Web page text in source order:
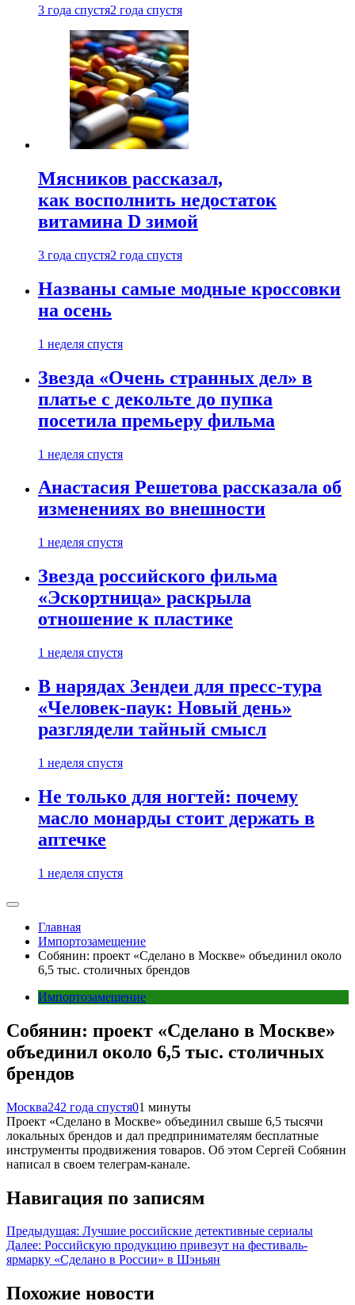
3 года спустя2 года спустя
Мясников рассказал,
как восполнить недостаток
витамина D зимой
3 года спустя2 года спустя
Названы самые модные кроссовки
на осень
1 неделя спустя
Звезда «Очень странных дел» в
платье с декольте до пупка
посетила премьеру фильма
1 неделя спустя
Анастасия Решетова рассказала об
изменениях во внешности
1 неделя спустя
Звезда российского фильма
«Эскортница» раскрыла
отношение к пластике
1 неделя спустя
В нарядах Зендеи для пресс-тура
«Человек-паук: Новый день»
разглядели тайный смысл
1 неделя спустя
Не только для ногтей: почему
масло монарды стоит держать в
аптечке
1 неделя спустя
Главная
Импортозамещение
Собянин: проект «Сделано в Москве» объединил около
6,5 тыс. столичных брендов
Импортозамещение
Собянин: проект «Сделано в Москве»
объединил около 6,5 тыс. столичных
брендов
Москва242 года спустя01 минуты
Проект «Сделано в Москве» объединил свыше 6,5 тысячи
локальных брендов и дал предпринимателям бесплатные
инструменты продвижения товаров. Об этом Сергей Собянин
написал в своем телеграм-канале.
Навигация по записям
Предыдущая: Лучшие российские детективные сериалы
Далее: Российскую продукцию привезут на фестиваль-
ярмарку «Сделано в России» в Шэньян
Похожие новости